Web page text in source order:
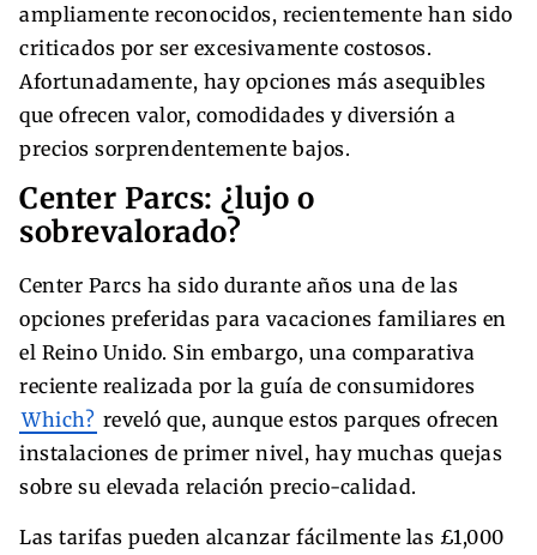
ampliamente reconocidos, recientemente han sido
criticados por ser excesivamente costosos.
Afortunadamente, hay opciones más asequibles
que ofrecen valor, comodidades y diversión a
precios sorprendentemente bajos.
Center Parcs: ¿lujo o
sobrevalorado?
Center Parcs ha sido durante años una de las
opciones preferidas para vacaciones familiares en
el Reino Unido. Sin embargo, una comparativa
reciente realizada por la guía de consumidores
Which? reveló que, aunque estos parques ofrecen
instalaciones de primer nivel, hay muchas quejas
sobre su elevada relación precio-calidad.
Las tarifas pueden alcanzar fácilmente las £1,000